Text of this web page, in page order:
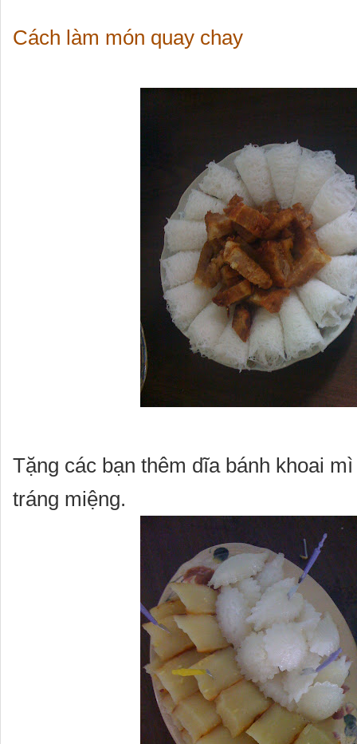
Cách làm món quay chay
Tặng các bạn thêm dĩa bánh khoai
tráng miệng.